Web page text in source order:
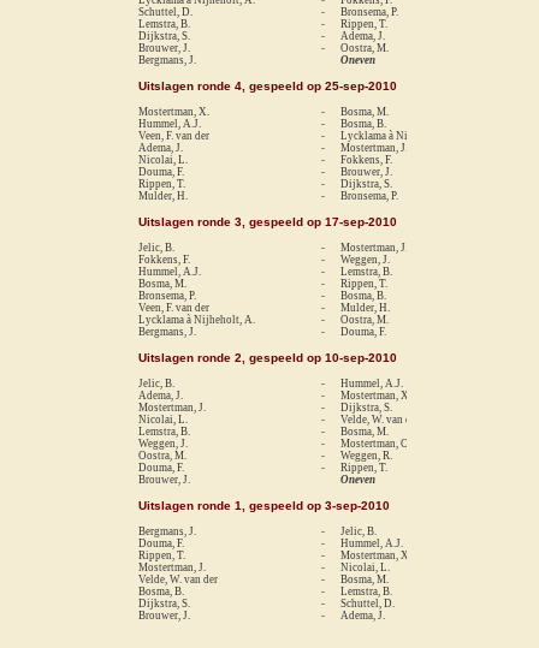
Schuttel, D.
- Bronsema, P.
Lemstra, B.
- Rippen, T.
Dijkstra, S.
- Adema, J.
Brouwer, J.
- Oostra, M.
Bergmans, J.
Oneven
Uitslagen ronde 4, gespeeld op 25-sep-2010
Mostertman, X. - Bosma, M.
Hummel, A.J.
- Bosma, B.
Veen, F. van der
- Lycklama à Nijheholt, A.
Adema, J.
- Mostertman, J.
Nicolai, L.
- Fokkens, F.
Douma, F.
- Brouwer, J.
Rippen, T.
- Dijkstra, S.
Mulder, H.
- Bronsema, P.
Uitslagen ronde 3, gespeeld op 17-sep-2010
Jelic, B. - Mostertman, J.
Fokkens, F.
- Weggen, J.
Hummel, A.J.
- Lemstra, B.
Bosma, M.
- Rippen, T.
Bronsema, P.
- Bosma, B.
Veen, F. van der
- Mulder, H.
Lycklama à Nijheholt, A.
- Oostra, M.
Bergmans, J.
- Douma, F.
Uitslagen ronde 2, gespeeld op 10-sep-2010
Jelic, B. - Hummel, A.J.
Adema, J.
- Mostertman, X.
Mostertman, J.
- Dijkstra, S.
Nicolai, L.
- Velde, W. van der
Lemstra, B.
- Bosma, M.
Weggen, J.
- Mostertman, O.
Oostra, M.
- Weggen, R.
Douma, F.
- Rippen, T.
Brouwer, J.
Oneven
Uitslagen ronde 1, gespeeld op 3-sep-2010
Bergmans, J. - Jelic, B.
Douma, F.
- Hummel, A.J.
Rippen, T.
- Mostertman, X.
Mostertman, J.
- Nicolai, L.
Velde, W. van der
- Bosma, M.
Bosma, B.
- Lemstra, B.
Dijkstra, S.
- Schuttel, D.
Brouwer, J.
- Adema, J.